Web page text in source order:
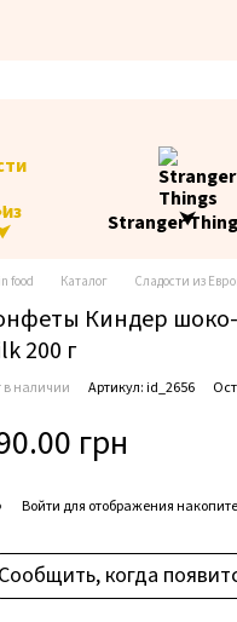
Stranger
food Каталог Сладости из
Киндер
200 г
в наличии Артикул: id_2656
грн
Войтидля отображения
Сообщить, когда